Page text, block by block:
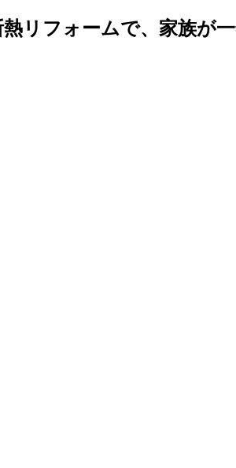
リフォームで、家族が